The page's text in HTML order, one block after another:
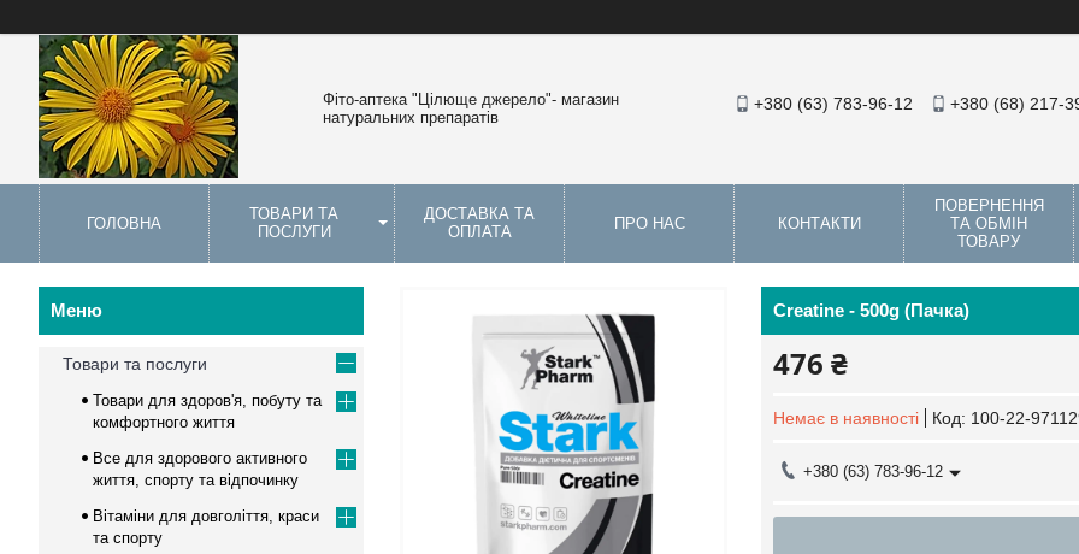
Фіто-аптека "Цілюще джерело"- магазин
натуральних препаратів
+380 (63) 783-96-12 +380 (68) 217-
ГОЛОВНА
ТОВАРИ ТА
ПОСЛУГИ
ДОСТАВКА ТА
ОПЛАТА
ПРО НАС КОНТАКТИ
ПОВЕРНЕННЯ
ТА ОБМІН
ТОВАРУ
Creatine - 500g (Пачка)
476 ₴
Немає в наявності Код: 100-22-
+380 (63) 783-96-12
Товари та послуги
Товари для здоров'я, побуту та
комфортного життя
Все для здорового активного
життя, спорту та відпочинку
Вітаміни для довголіття, краси
та спорту